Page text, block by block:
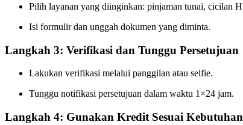
Pilih layanan yang diinginkan: pinjaman tunai, cicilan
Isi formulir dan unggah dokumen yang diminta.
Langkah 3: Verifikasi dan Tunggu Persetujuan
Lakukan verifikasi melalui panggilan atau selfie.
Tunggu notifikasi persetujuan dalam waktu 1×24 jam.
Langkah 4: Gunakan Kredit Sesuai Kebutuhan